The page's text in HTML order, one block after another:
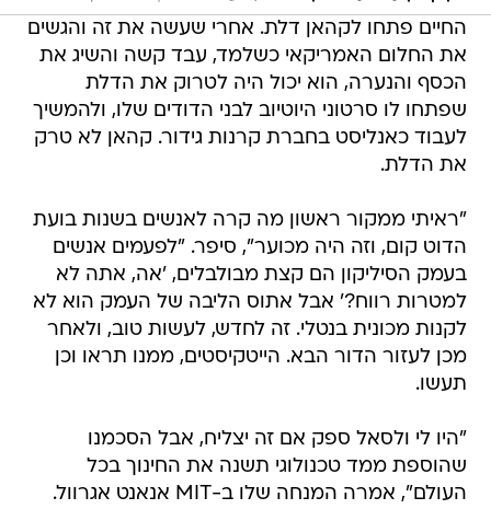
החיים פתחו לקהאן דלת. אחרי שעשה את זה והגשים
את החלום האמריקאי כשלמד, עבד קשה והשיג את
הכסף והנערה, הוא יכול היה לטרוק את הדלת
שפתחו לו סרטוני היוטיוב לבני הדודים שלו, ולהמשיך
לעבוד כאנליסט בחברת קרנות גידור. קהאן לא טרק
את הדלת.
"ראיתי ממקור ראשון מה קרה לאנשים בשנות בועת
הדוט קום, וזה היה מכוער", סיפר. "לפעמים אנשים
בעמק הסיליקון הם קצת מבולבלים, 'אה, אתה לא
למטרות רווח?' אבל אתוס הליבה של העמק הוא לא
לקנות מכונית בנטלי. זה לחדש, לעשות טוב, ולאחר
מכן לעזור הדור הבא. הייטקיסטים, ממנו תראו וכן
תעשו.
"היו לי ולסאל ספק אם זה יצליח, אבל הסכמנו
שהוספת ממד טכנולוגי תשנה את החינוך בכל
העולם", אמרה המנחה שלו ב-MIT אנאנט אגרוול.